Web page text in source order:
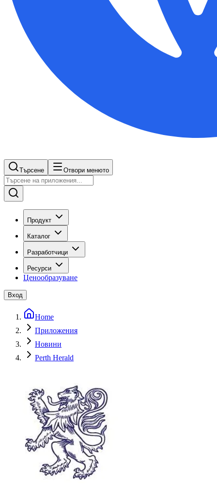
Търсене Отвори менюто
Продукт
Каталог
Разработчици
Ресурси
Ценообразуване
Вход
Home
Приложения
Новини
Perth Herald